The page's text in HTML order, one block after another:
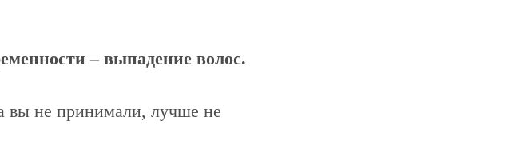
–выпадение волос.
вы не принимали, лучше не